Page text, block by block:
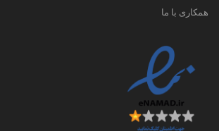
همکاری با ما